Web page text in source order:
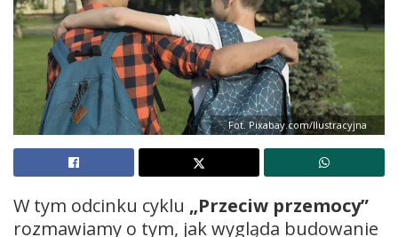
Fot. Pixabay.com/Ilustracyjna
W tym odcinku cyklu „Przeciw przemocy”
rozmawiamy o tym, jak wygląda budowanie